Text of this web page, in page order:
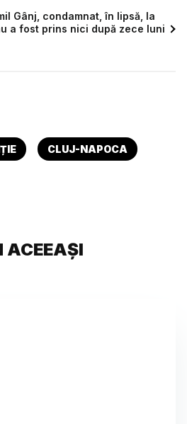
Gânj, condamnat, în lipsă, la
a fost prins nici după zece luni
CLUJ-NAPOCA
ACEEAȘI